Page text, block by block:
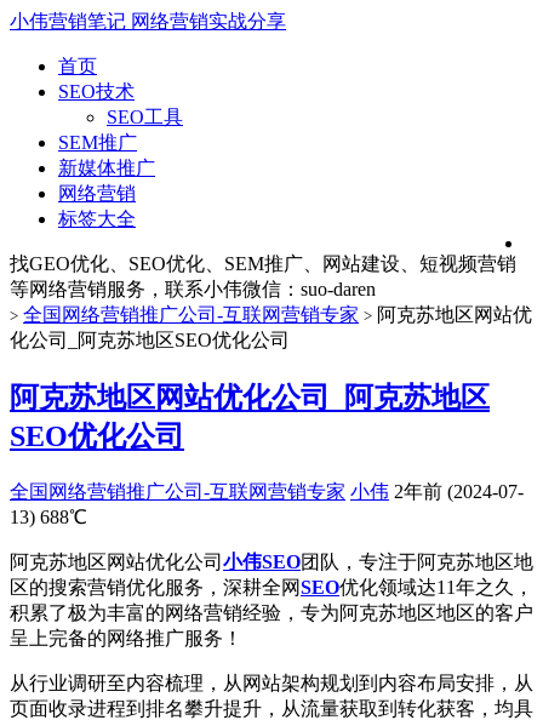
小伟营销笔记 网络营销实战分享
首页
SEO技术
SEO工具
SEM推广
新媒体推广
网络营销
标签大全
找GEO优化、SEO优化、SEM推广、网站建设、短视频营销
等网络营销服务，联系小伟微信：suo-daren
> 全国网络营销推广公司-互联网营销专家 > 阿克苏地区网站优
化公司_阿克苏地区SEO优化公司
阿克苏地区网站优化公司_阿克苏地区
SEO优化公司
全国网络营销推广公司-互联网营销专家 小伟 2年前 (2024-07-
13) 688℃
阿克苏地区网站优化公司 小伟SEO团队，专注于阿克苏地区地
区的搜索营销优化服务，深耕全网SEO优化领域达11年之久，
积累了极为丰富的网络营销经验，专为阿克苏地区地区的客户
呈上完备的网络推广服务！
从行业调研至内容梳理，从网站架构规划到内容布局安排，从
页面收录进程到排名攀升提升，从流量获取到转化获客，均具